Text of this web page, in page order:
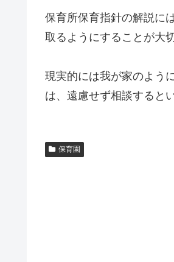
保育所保育指針の解説に
取るようにすることが大
現実的には我が家のよう
は、遠慮せず相談すると
保育園